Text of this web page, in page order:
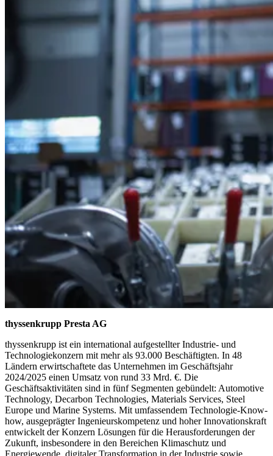
thyssenkrupp Presta AG
thyssenkrupp ist ein international aufgestellter Industrie- und
Technologiekonzern mit mehr als 93.000 Beschäftigten. In 48
Ländern erwirtschaftete das Unternehmen im Geschäftsjahr
2024/2025 einen Umsatz von rund 33 Mrd. €. Die
Geschäftsaktivitäten sind in fünf Segmenten gebündelt: Automotive
Technology, Decarbon Technologies, Materials Services, Steel
Europe und Marine Systems. Mit umfassendem Technologie-Know-
how, ausgeprägter Ingenieurskompetenz und hoher Innovationskraft
entwickelt der Konzern Lösungen für die Herausforderungen der
Zukunft, insbesondere in den Bereichen Klimaschutz und